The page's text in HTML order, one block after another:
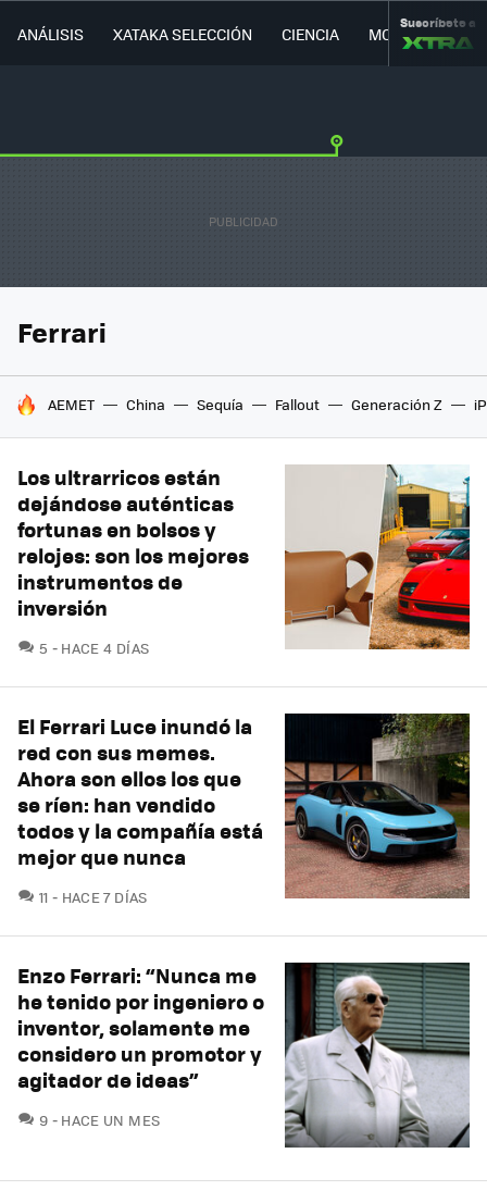
ANÁLISIS XATAKA SELECCIÓN CIENCIA MOVILIDAD
Suscríbete a
Ferrari
HOY SE HABLA DE
AEMET China Sequía Fallout Generación Z
Los ultrarricos están
dejándose auténticas
fortunas en bolsos y
relojes: son los mejores
instrumentos de
inversión
5 COMENTARIOS
HACE 4 DÍAS
El Ferrari Luce inundó la
red con sus memes.
Ahora son ellos los que
se ríen: han vendido
todos y la compañía está
mejor que nunca
11 COMENTARIOS
HACE 7 DÍAS
Enzo Ferrari: “Nunca me
he tenido por ingeniero o
inventor, solamente me
considero un promotor y
agitador de ideas”
9 COMENTARIOS
HACE UN MES